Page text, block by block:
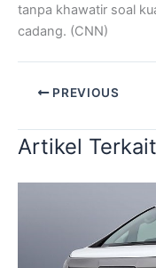
tanpa khawatir soal
cadang. (CNN)
PREVIOUS
Artikel Terkait